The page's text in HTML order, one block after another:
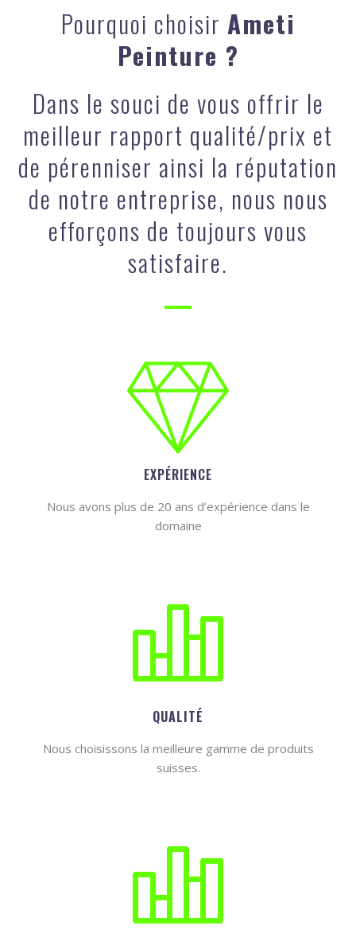
Pourquoi choisir Ameti
Peinture ?
Dans le souci de vous offrir le
meilleur rapport qualité/prix et
de pérenniser ainsi la réputation
de notre entreprise, nous nous
efforçons de toujours vous
satisfaire.
EXPÉRIENCE
Nous avons plus de 20 ans d’expérience dans le
domaine
QUALITÉ
Nous choisissons la meilleure gamme de produits
suisses.